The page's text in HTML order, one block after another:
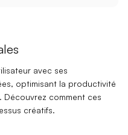
avec ses
optimisant la productivité
comment ces
créatifs.